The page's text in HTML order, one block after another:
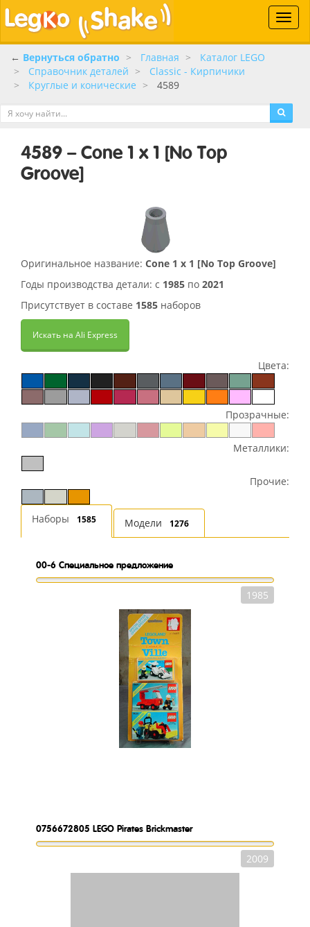
Toggle
← Вернуться обратно Главная
Каталог LEGO
Справочник деталей
Classic - Кирпичики
Круглые и конические
4589
4589 – Cone 1 x 1 [No Top
Groove]
Оригинальное название: Cone 1 x 1 [No Top Groove]
Годы производства детали: с 1985 по 2021
Присутствует в составе 1585 наборов
Искать на Ali Express
Цвета:
Прозрачные:
Металлики:
Прочие:
Наборы 1585 Модели 1276
00-6 Специальное предложение
1985
0756672805 LEGO Pirates Brickmaster
2009